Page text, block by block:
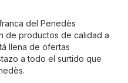
del Penedès
de productos de calidad a
llena de ofertas
a todo el surtido que